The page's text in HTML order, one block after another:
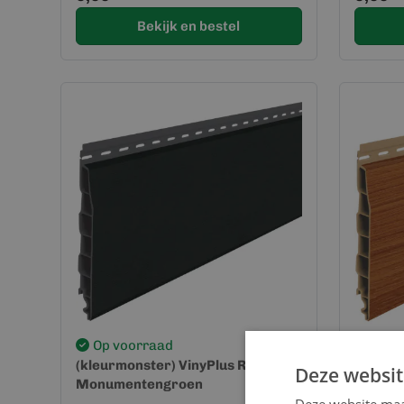
Bekijk en bestel
Op voorraad
(kleurmonster) VinyPlus Rabat -
Monumentengroen
Deze